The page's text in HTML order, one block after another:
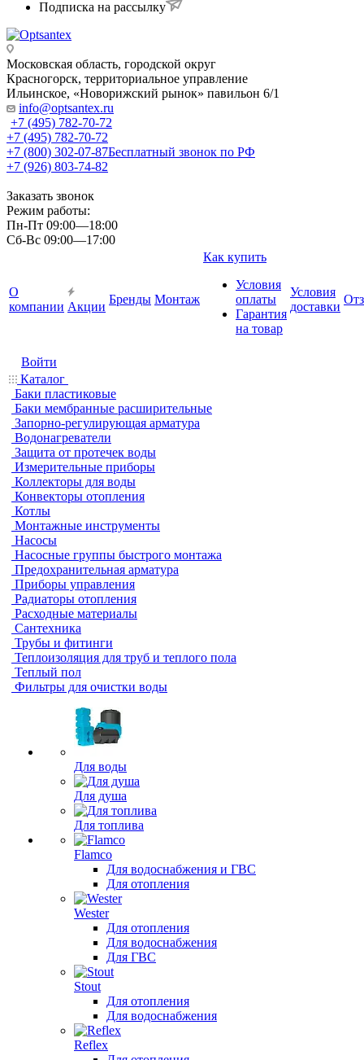
Подписка на рассылку
Московская область, городской округ
Красногорск, территориальное управление
Ильинское, «Новорижский рынок» павильон 6/1
info@optsantex.ru
+7 (495) 782-70-72
+7 (495) 782-70-72
+7 (800) 302-07-87Бесплатный звонок по РФ
+7 (926) 803-74-82
Заказать звонок
Режим работы:
Пн-Пт 09:00—18:00
Сб-Вс 09:00—17:00
О
компании Акции
Бренды Монтаж
Как купить
Условия
оплаты
Гарантия
на товар
Условия
доставки
Войти
Каталог
Баки пластиковые
Баки мембранные расширительные
Запорно-регулирующая арматура
Водонагреватели
Защита от протечек воды
Измерительные приборы
Коллекторы для воды
Конвекторы отопления
Котлы
Монтажные инструменты
Насосы
Насосные группы быстрого монтажа
Предохранительная арматура
Приборы управления
Радиаторы отопления
Расходные материалы
Сантехника
Трубы и фитинги
Теплоизоляция для труб и теплого пола
Теплый пол
Фильтры для очистки воды
Для воды
Для душа
Для топлива
Flamco
Для водоснабжения и ГВС
Для отопления
Wester
Для отопления
Для водоснабжения
Для ГВС
Stout
Для отопления
Для водоснабжения
Reflex